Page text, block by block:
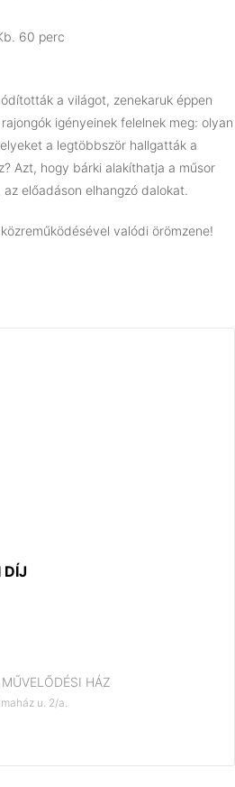
60 perc
a világot, zenekaruk éppen
igényeinek felelnek meg: olyan
a legtöbbször hallgatták a
Azt, hogy bárki alakíthatja a műsor
előadáson elhangzó dalokat.
valódi örömzene!
DÍJ
HÁZ
u. 2/a.